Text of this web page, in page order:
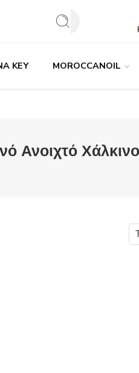
KEY MOROCCANOIL
Ανοιχτό